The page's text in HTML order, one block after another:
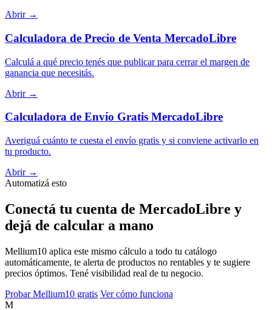
Abrir →
Calculadora de Precio de Venta MercadoLibre
Calculá a qué precio tenés que publicar para cerrar el margen de
ganancia que necesitás.
Abrir →
Calculadora de Envío Gratis MercadoLibre
Averiguá cuánto te cuesta el envío gratis y si conviene activarlo en
tu producto.
Abrir →
Automatizá esto
Conectá tu cuenta de MercadoLibre y
dejá de calcular a mano
Mellium10 aplica este mismo cálculo a todo tu catálogo
automáticamente, te alerta de productos no rentables y te sugiere
precios óptimos. Tené visibilidad real de tu negocio.
Probar Mellium10 gratis Ver cómo funciona
M